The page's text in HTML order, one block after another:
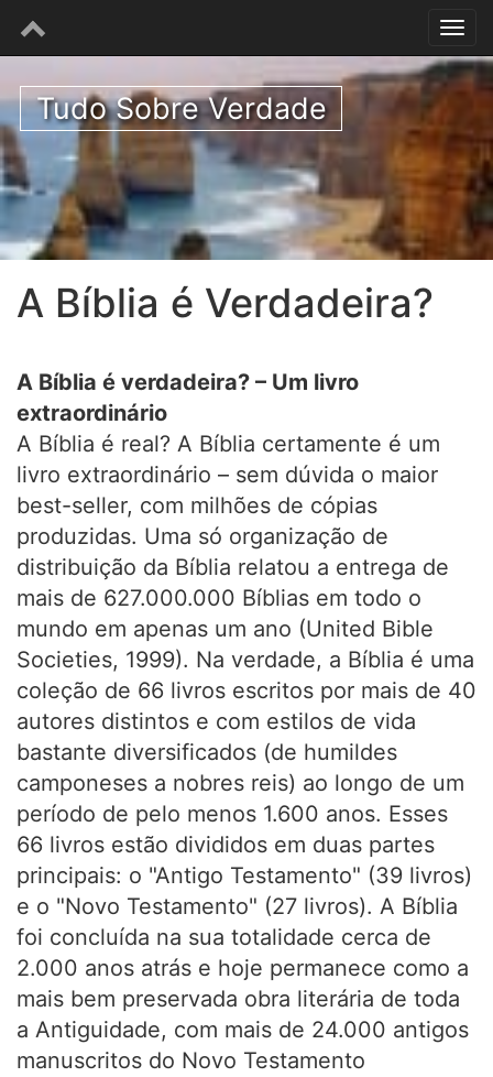
Tudo Sobre Verdade
A Bíblia é Verdadeira?
A Bíblia é verdadeira? – Um livro
extraordinário
A Bíblia é real? A Bíblia certamente é um
livro extraordinário – sem dúvida o maior
best-seller, com milhões de cópias
produzidas. Uma só organização de
distribuição da Bíblia relatou a entrega de
mais de 627.000.000 Bíblias em todo o
mundo em apenas um ano (United Bible
Societies, 1999). Na verdade, a Bíblia é uma
coleção de 66 livros escritos por mais de 40
autores distintos e com estilos de vida
bastante diversificados (de humildes
camponeses a nobres reis) ao longo de um
período de pelo menos 1.600 anos. Esses
66 livros estão divididos em duas partes
principais: o "Antigo Testamento" (39 livros)
e o "Novo Testamento" (27 livros). A Bíblia
foi concluída na sua totalidade cerca de
2.000 anos atrás e hoje permanece como a
mais bem preservada obra literária de toda
a Antiguidade, com mais de 24.000 antigos
manuscritos do Novo Testamento